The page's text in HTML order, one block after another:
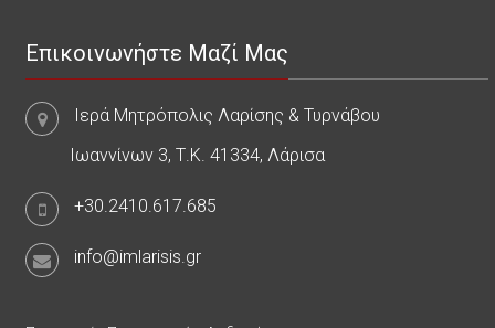
Επικοινωνήστε Μαζί Μας
Ιερά Μητρόπολις Λαρίσης & Τυρνάβου
Ιωαννίνων 3, Τ.Κ. 41334, Λάρισα
+30.2410.617.685
info@imlarisis.gr